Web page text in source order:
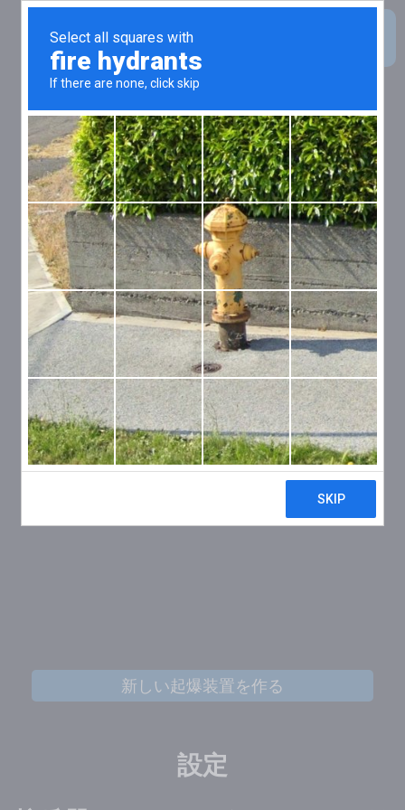
設定
新しい起爆装置を作る